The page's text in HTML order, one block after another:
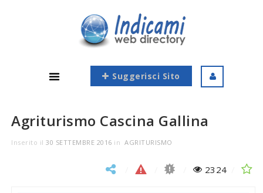
Suggerisci Sito
Agriturismo Cascina Gallina
Inserito il 30 SETTEMBRE 2016 in AGRITURISMO
2324